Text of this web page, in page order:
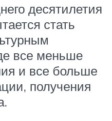
десятилетия
стать
все меньше
и все больше
получения